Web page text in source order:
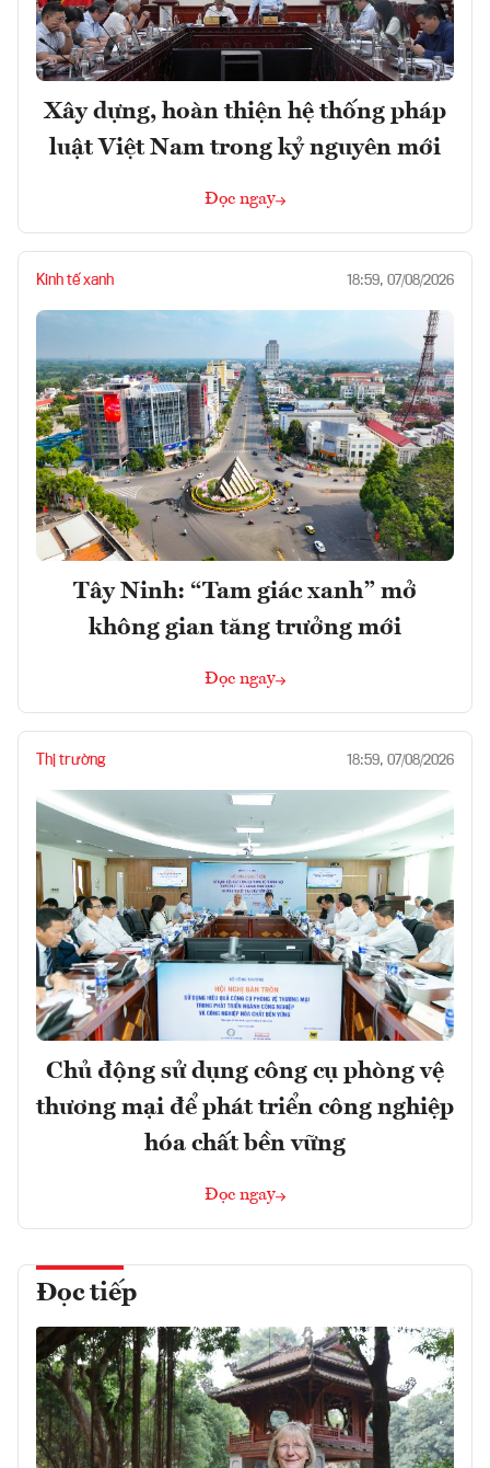
Xây dựng, hoàn thiện hệ thống pháp
luật Việt Nam trong kỷ nguyên mới
Đọc ngay
Kinh tế xanh 18:59, 07/08/2026
Tây Ninh: “Tam giác xanh” mở
không gian tăng trưởng mới
Đọc ngay
Thị trường 18:59, 07/08/2026
Chủ động sử dụng công cụ phòng vệ
thương mại để phát triển công nghiệp
hóa chất bền vững
Đọc ngay
Đọc tiếp